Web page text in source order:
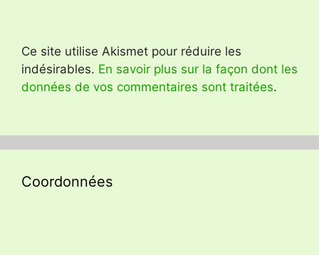
Ce site utilise Akismet pour réduire les
indésirables. En savoir plus sur la façon dont les
données de vos commentaires sont traitées.
Coordonnées